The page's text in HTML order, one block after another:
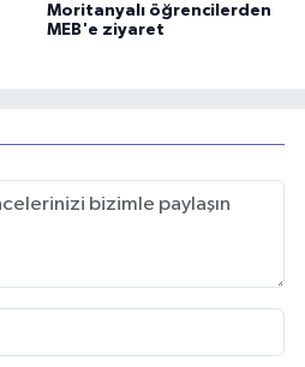
Moritanyalı öğrencilerden
MEB'e ziyaret